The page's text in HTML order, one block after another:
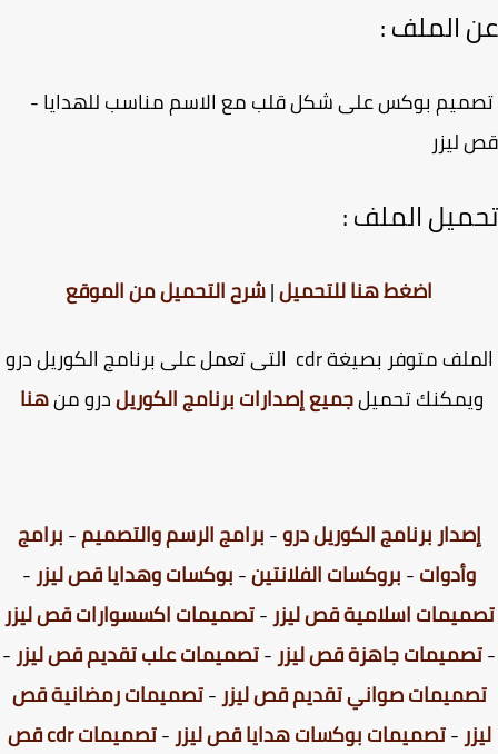
الملف :
بوكس على شكل قلب مع الاسم مناسب للهدايا -
الملف :
اضغط هنا للتحميل|شرح التحميل من الموقع
الملف متوفر بصيغة cdr التى تعمل على برنامج الكوريل درو
تحميلجميع إصدارات برنامج الكوريلدرو منهنا
برنامج الكوريل درو-برامج الرسم والتصميم-برامج
وأدوات-بروكسات الفلانتين-بوكسات وهدايا قص ليزر-
اسلامية قص ليزر-تصميمات اكسسوارات قص ليزر
جاهزة قص ليزر-تصميمات علب تقديم قص ليزر-
صواني تقديم قص ليزر-تصميمات رمضانية قص
-تصميمات بوكسات هدايا قص ليزر-
تصميمات cdr قص